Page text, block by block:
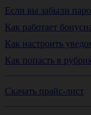
Если вы забыли
Как работает
Как настроить
Как попасть в
Скачать прайс-лист